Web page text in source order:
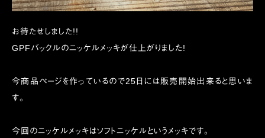
お待たせしました!!
GPFバックルのニッケルメッキが仕上がりました!
今商品ページを作っているので25日には販売開始出来ると思いま
す。
今回のニッケルメッキはソフトニッケルというメッキです。